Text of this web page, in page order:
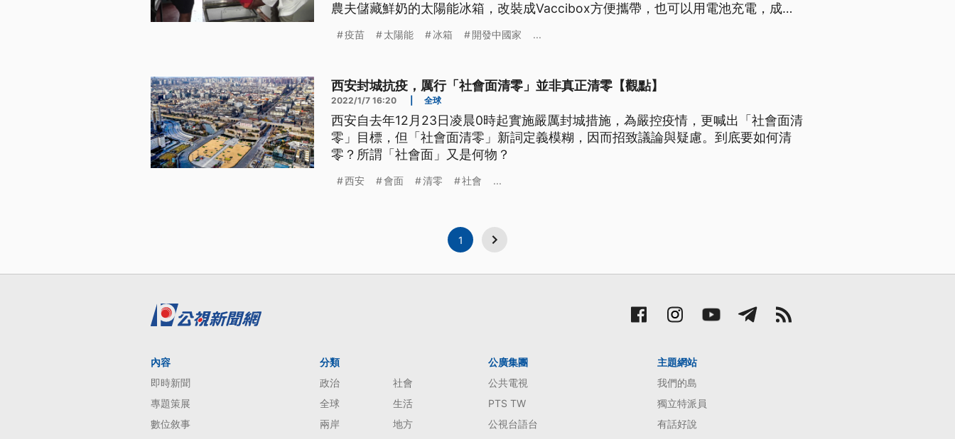
農夫儲藏鮮奶的太陽能冰箱，改裝成Vaccibox方便攜帶，也可以用電池充電，成為
疫苗 太陽能 冰箱 開發中國家 ...
西安封城抗疫，厲行「社會面清零」並非真正清零【觀點】
2022/1/7 16:20 全球
西安自去年12月23日凌晨0時起實施嚴厲封城措施，為嚴控疫情，更喊出「社會面清
零」目標，但「社會面清零」新詞定義模糊，因而招致議論與疑慮。到底要如何清
零？所謂「社會面」又是何物？
西安 會面 清零 社會 ...
1
內容
即時新聞
專題策展
數位敘事
分類
政治
社會
全球
生活
兩岸
地方
公廣集團
公共電視
PTS TW
公視台語台
主題網站
我們的島
獨立特派員
有話好說